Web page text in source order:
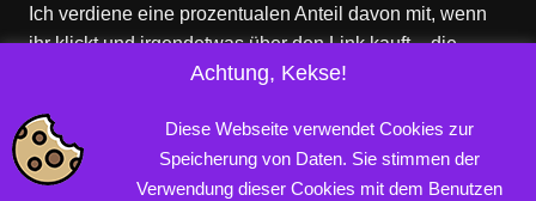
Ich verdiene eine prozentualen Anteil davon mit, wenn
ihr klickt und irgendetwas über den Link kauft – die
Produkte dort sind aber nicht von mir!
Achtung, Kekse!
Diese Webseite verwendet Cookies zur
Speicherung von Daten. Sie stimmen der
Verwendung dieser Cookies mit dem Benutzen